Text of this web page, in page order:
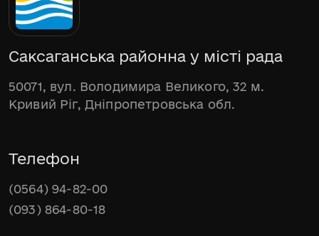
Саксаганська районна у місті рада
50071, вул. Володимира Великого, 32 м.
Кривий Ріг, Дніпропетровська обл.
Телефон
(0564) 94-82-00
(093) 864-80-18